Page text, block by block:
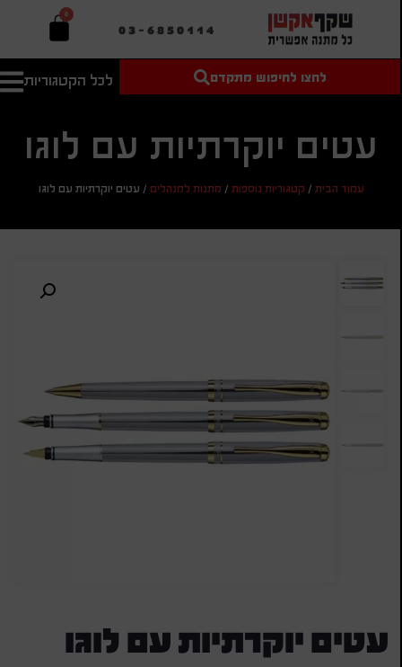
03-6850114
0
לכל הקטגוריות
טקסט חופשי
מחיר מיני'
חיפוש
לחצו לחיפוש מתקדם
עטים יוקרתיות עם לוגו
עמוד הבית/ קטגוריות נוספות/ מתנות למנהלים/ עטים יוקרתיות עם לוגו
עטים יוקרתיות עם לוגו